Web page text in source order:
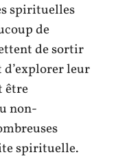
spirituelles
de
de sortir
leur
être
non-
spirituelle.